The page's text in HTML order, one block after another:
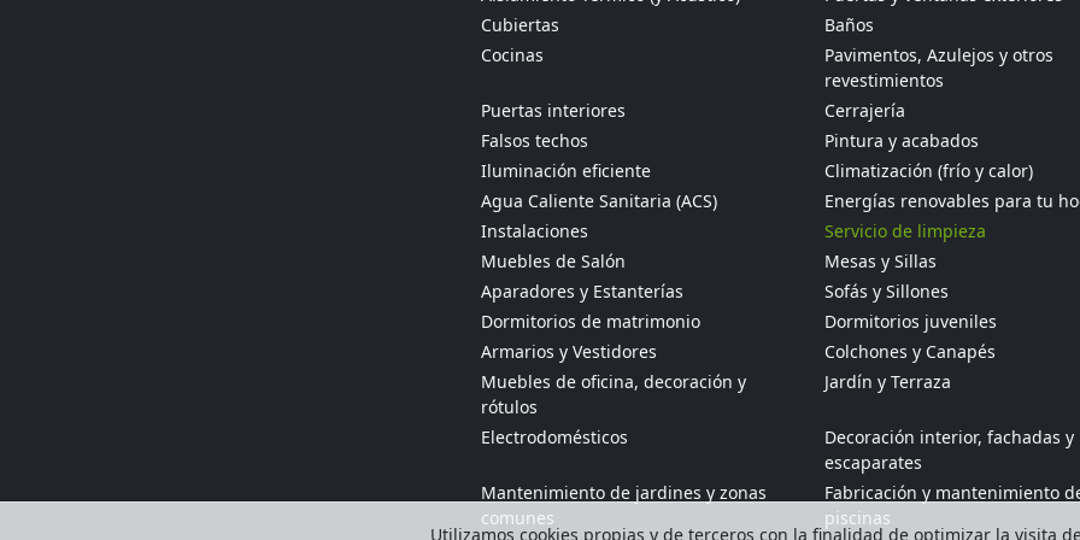
Utilizamos cookies propias y de terceros con la finalidad de optimizar la visita
Cubiertas
Baños
Cocinas
Pavimentos, Azulejos y otros
revestimientos
Puertas interiores
Cerrajería
Falsos techos
Pintura y acabados
Iluminación eficiente
Climatización (frío y calor)
Agua Caliente Sanitaria (ACS)
Energías renovables para tu
Instalaciones
Servicio de limpieza
Muebles de Salón
Mesas y Sillas
Aparadores y Estanterías
Sofás y Sillones
Dormitorios de matrimonio
Dormitorios juveniles
Armarios y Vestidores
Colchones y Canapés
Muebles de oficina, decoración y
rótulos
Jardín y Terraza
Electrodomésticos
Decoración interior, fachadas y
escaparates
Mantenimiento de jardines y zonas
comunes
Fabricación y mantenimiento
piscinas